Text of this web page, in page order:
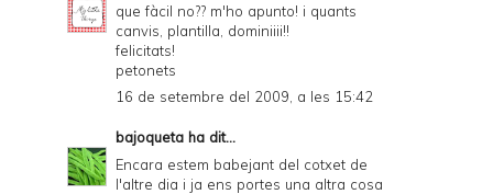
que fàcil no?? m'ho apunto! i quants
canvis, plantilla, dominiiii!!
felicitats!
petonets
16 de setembre del 2009, a les 15:42
bajoqueta ha dit...
Encara estem babejant del cotxet de
l'altre dia i ja ens portes una altra cosa